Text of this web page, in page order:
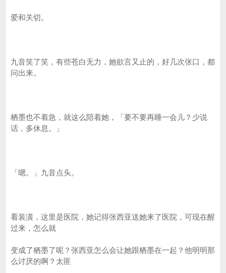
爱和关切。
九音笑了笑，有些苍白无力，她欲言又止的，好几次张口，都
问出来。
栖墨也不着急，就这么陪着她，「要不要再睡一会儿？少说
话，多休息。」
「嗯。」九音点头。
看装潢，这里是医院，她记得张西亚送她来了医院，可现在醒
过来，怎么就
变成了栖墨了呢？张西亚怎么会让她跟栖墨在一起？他明明那
么讨厌的啊？太匪